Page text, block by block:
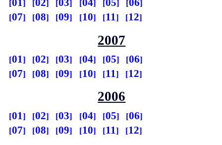
01 02 03 04 05
06
07
08 09 10 11 12
2007
01 02 03 04 05
06
07
08 09 10 11 12
2006
01 02 03 04 05
06
07
08 09 10 11 12